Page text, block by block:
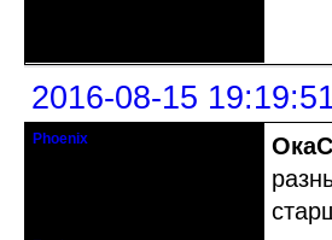
2016-08-15
Phoenix